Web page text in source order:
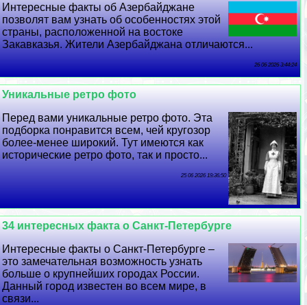
Интересные факты об Азербайджане
позволят вам узнать об особенностях этой
страны, расположенной на востоке
Закавказья. Жители Азербайджана отличаются...
26 06 2026 3:44:24
Уникальные ретро фото
Перед вами уникальные ретро фото. Эта
подборка понравится всем, чей кругозор
более-менее широкий. Тут имеются как
исторические ретро фото, так и просто...
25 06 2026 19:36:50
34 интересных факта о Санкт-Петербурге
Интересные факты о Санкт-Петербурге –
это замечательная возможность узнать
больше о крупнейших городах России.
Данный город известен во всем мире, в
связи...